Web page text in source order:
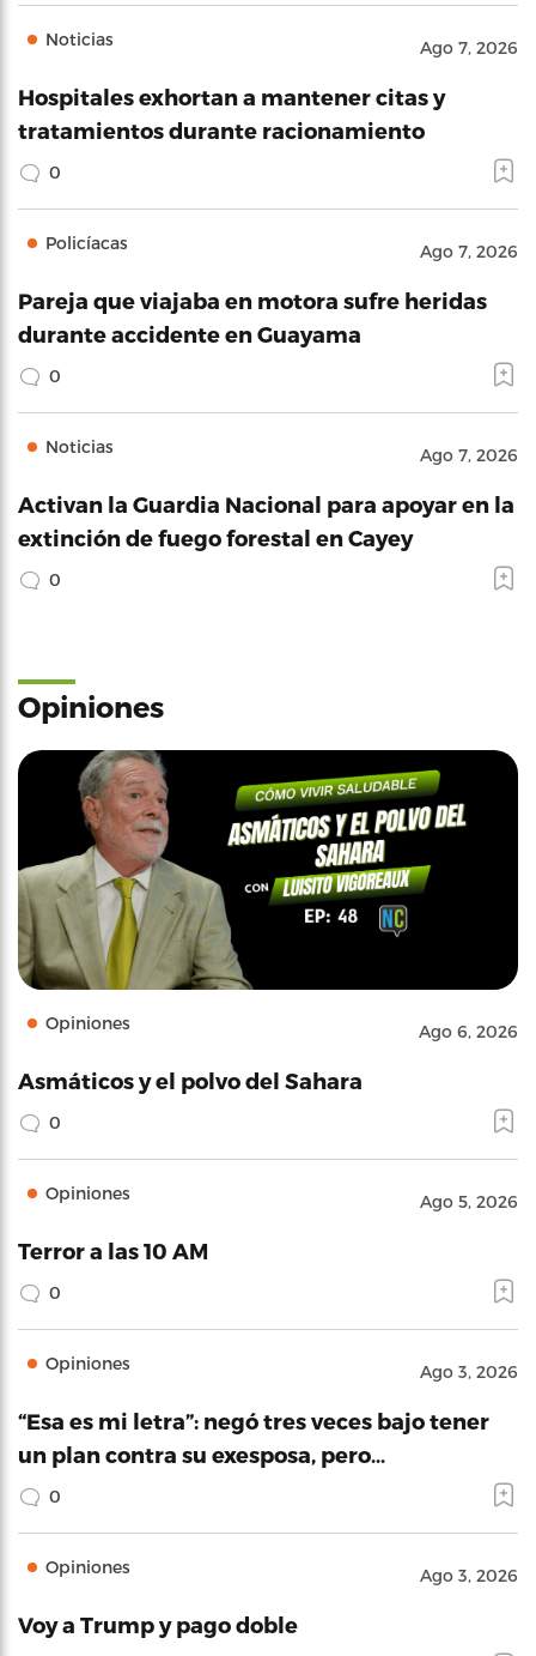
Noticias Ago 7, 2026
Hospitales exhortan a mantener citas y
tratamientos durante racionamiento
0
Policíacas Ago 7, 2026
Pareja que viajaba en motora sufre heridas
durante accidente en Guayama
0
Noticias Ago 7, 2026
Activan la Guardia Nacional para apoyar en la
extinción de fuego forestal en Cayey
0
Opiniones
Opiniones Ago 6, 2026
Asmáticos y el polvo del Sahara
0
Opiniones Ago 5, 2026
Terror a las 10 AM
0
Opiniones Ago 3, 2026
“Esa es mi letra”: negó tres veces bajo tener
un plan contra su exesposa, pero…
0
Opiniones Ago 3, 2026
Voy a Trump y pago doble